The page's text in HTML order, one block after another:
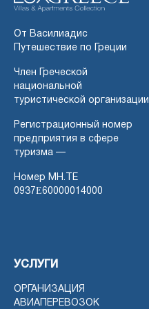
От Василиадис
Путешествие по Греции
Член Греческой
национальной
туристической организации
Регистрационный номер
предприятия в сфере
туризма —
Номер MH.TE
0937Ε60000014000
УСЛУГИ
ОРГАНИЗАЦИЯ
АВИАПЕРЕВОЗОК